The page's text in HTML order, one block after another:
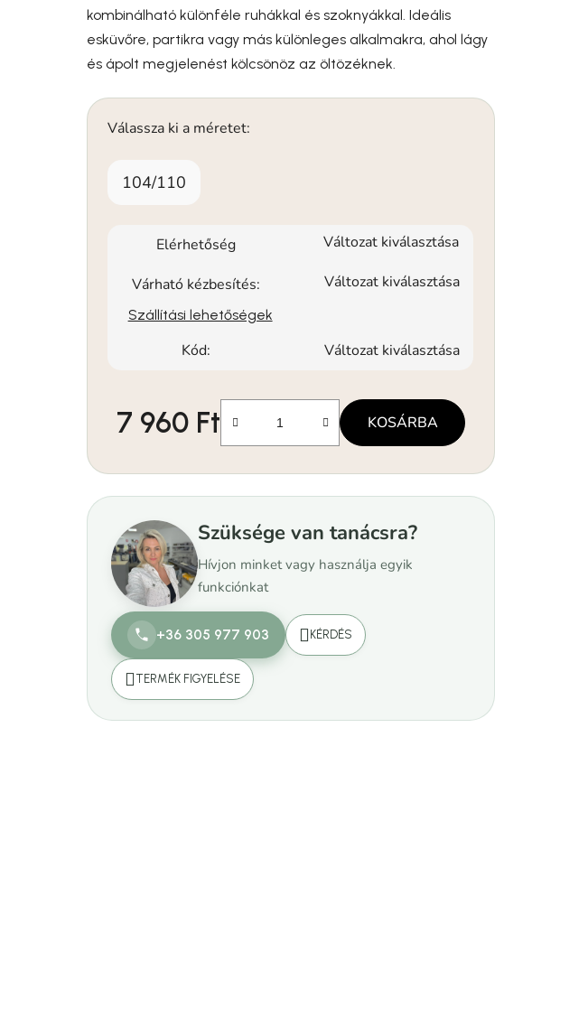
kombinálható különféle ruhákkal és szoknyákkal. Ideális
esküvőre, partikra vagy más különleges alkalmakra, ahol lágy
és ápolt megjelenést kölcsönöz az öltözéknek.
Válassza ki a méretet:
104/110
Elérhetőség Változat kiválasztása
Várható kézbesítés: Változat kiválasztása
Szállítási lehetőségek
Kód: Változat kiválasztása
7 960 Ft KOSÁRBA
Szüksége van tanácsra?
Hívjon minket vagy használja egyik
funkciónkat
+36 305 977 903 KÉRDÉS
TERMÉK FIGYELÉSE